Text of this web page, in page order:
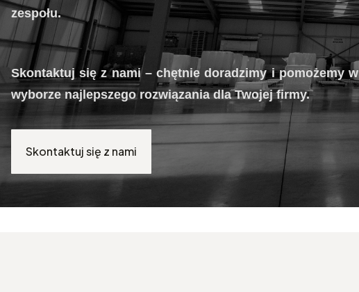
zespołu.
Skontaktuj się z nami – chętnie doradzimy i pomożemy w
wyborze najlepszego rozwiązania dla Twojej firmy.
Skontaktuj się z nami